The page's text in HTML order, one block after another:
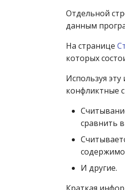
Отдельной
данным
На странице
которых
Используя
конфликтные
сравнить
И другие.
Краткая